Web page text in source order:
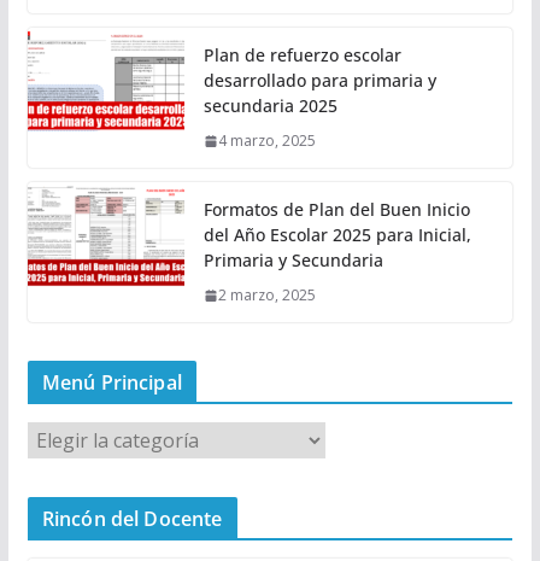
Plan de refuerzo escolar
desarrollado para primaria y
secundaria 2025
4 marzo, 2025
Formatos de Plan del Buen Inicio
del Año Escolar 2025 para Inicial,
Primaria y Secundaria
2 marzo, 2025
Menú Principal
M
n
Rincón del Docente